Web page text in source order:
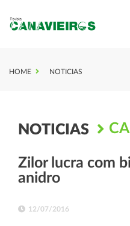
HOME NOTICIAS
NOTICIAS
Zilor lucra com
anidro
12/07/2016